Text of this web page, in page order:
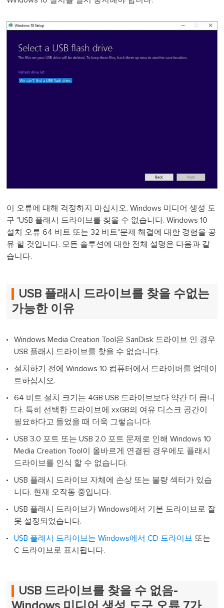
이 오류에 대해 걱정하지 마십시오. Windows 미디어 생성 도
구 "USB 플래시 드라이브를 찾을 수 없습니다. Windows 10
설치 오류 64 비트 또는 32 비트"문제 해결에 대한 경험을 공
유 할 것입니다. 모든 솔루션에 대한 전체 설명은 다음과 같
습니다.
USB 플래시 드라이브를 찾을 수없는
가능한 이유
Windows Media Creation Tool은 SanDisk 드라이브 인 경우
USB 플래시 드라이브를 찾을 수 없습니다.
설치하기 전에 Windows 10 컴퓨터에서 드라이버를 업데이
트하십시오.
64 비트 설치 크기는 4GB USB 드라이브보다 약간 더 큽니
다. 특히 선택한 드라이브에 xxGB의 여유 디스크 공간이
필요하다고 들었을 때 더욱 그렇습니다.
USB 3.0 포트 또는 USB 2.0 포트 문제로 인해 Windows 10
Media Creation Tool이 올바르게 연결된 경우에도 플래시
드라이브를 인식 할 수 없습니다.
USB 플래시 드라이브 자체에 손상 또는 불량 섹터가 있습
니다. 현재 오작동 중입니다.
USB 플래시 드라이브가 Windows에서 기본 드라이브로 잘
못 설정되었습니다.
USB 플래시 드라이브는 Windows에서 CD 드라이브 또는
C 드라이브로 표시됩니다.
USB 드라이브를 찾을 수 없음-